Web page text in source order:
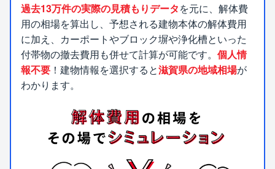
過去13万件の実際の見積もりデータを元に、解体費
用の相場を算出し、予想される建物本体の解体費用
に加え、カーポートやブロック塀や浄化槽といった
付帯物の撤去費用も併せて計算が可能です。 個人情
報不要 ！建物情報を選択すると滋賀県の地域相場が
わかります。